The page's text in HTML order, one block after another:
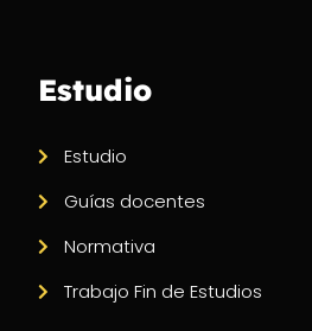
Estudio
Estudio
Guías docentes
Normativa
Trabajo Fin de Estudios